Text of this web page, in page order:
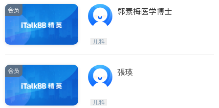
会员 郭素梅医学博士
儿科
会员 張瑛
儿科